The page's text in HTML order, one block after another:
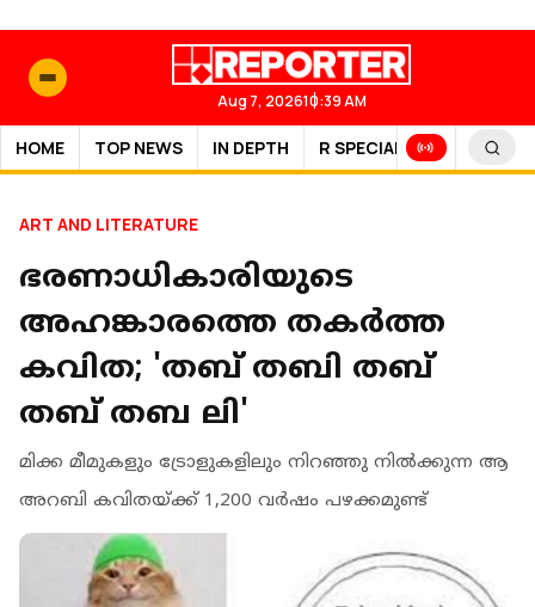
Aug 7, 202610:39 AM
HOME TOP NEWS IN DEPTH R SPECIAL SPORTS
ART AND LITERATURE
ഭരണാധികാരിയുടെ
അഹങ്കാരത്തെ തകർത്ത
കവിത; 'തബ് തബി തബ്
തബ് തബ ലി'
മിക്ക മീമുകളും ട്രോളുകളിലും നിറഞ്ഞു നിൽക്കുന്ന ആ
അറബി കവിതയ്ക്ക് 1,200 വർഷം പഴക്കമുണ്ട്